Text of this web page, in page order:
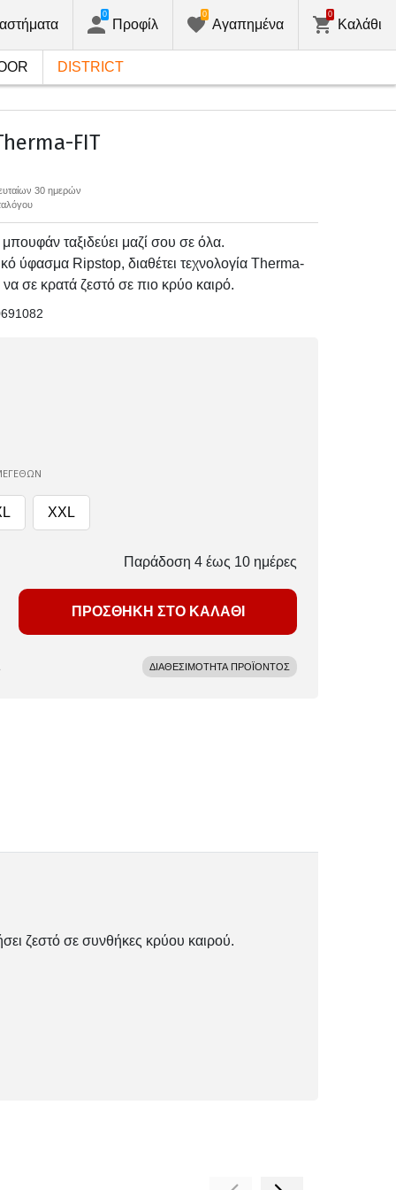
Προφίλ
0
Αγαπημένα
0
Καλάθι
0
DISTRICT
FIT
30 ημερών
ταξιδεύει μαζί σου σε όλα.
ύφασμα Ripstop, διαθέτει τεχνολογία Therma-
να σε κρατά ζεστό σε πιο κρύο καιρό.
XXL
Παράδοση 4 έως 10 ημέρες
ΠΡΟΣΘΗΚΗ ΣΤΟ ΚΑΛΑΘΙ
ΔΙΑΘΕΣΙΜΟΤΗΤΑ ΠΡΟΪΟΝΤΟΣ
ζεστό σε συνθήκες κρύου καιρού.